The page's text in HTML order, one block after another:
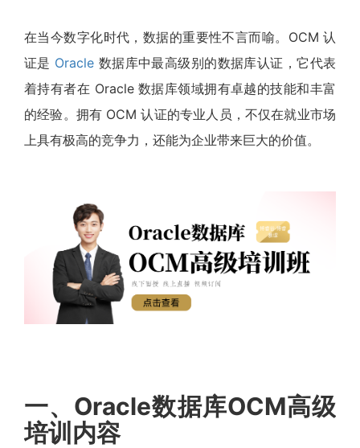
在当今数字化时代，数据的重要性不言而喻。OCM 认
证是 Oracle 数据库中最高级别的数据库认证，它代表
着持有者在 Oracle 数据库领域拥有卓越的技能和丰富
的经验。拥有 OCM 认证的专业人员，不仅在就业市场
上具有极高的竞争力，还能为企业带来巨大的价值。
一、Oracle数据库OCM高级
培训内容